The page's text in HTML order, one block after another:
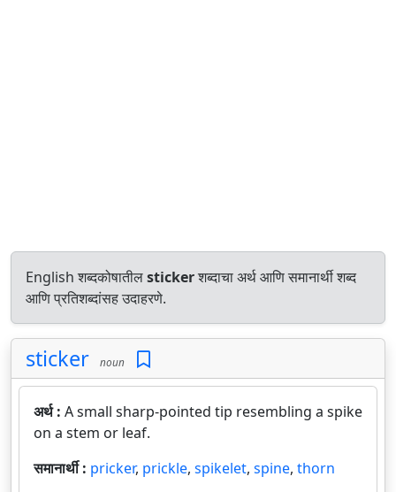
English शब्दकोषातीलstickerशब्दाचा अर्थ आणि समानार्थी शब्द
आणि प्रतिशब्दांसह उदाहरणे.
sticker noun
अर्थ : A small sharp-pointed tip resembling a spike
on a stem or leaf.
समानार्थी : pricker, prickle, spikelet, spine, thorn